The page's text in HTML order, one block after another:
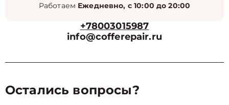
Работаем Ежедневно, с 10:00 до 20:00
+78003015987
info@cofferepair.ru
Остались вопросы?